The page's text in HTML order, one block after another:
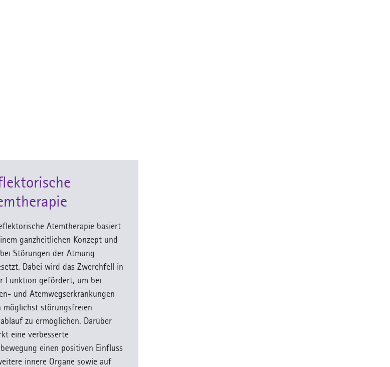
Atemtherapie basiert
ganzheitlichen Konzept und
Störungen der Atmung
Dabei wird das Zwerchfell in
Funktion gefördert, um bei
und Atemwegserkrankungen
möglichst störungsfreien
zu ermöglichen. Darüber
eine verbesserte
einen positiven Einfluss
innere Organe sowie auf